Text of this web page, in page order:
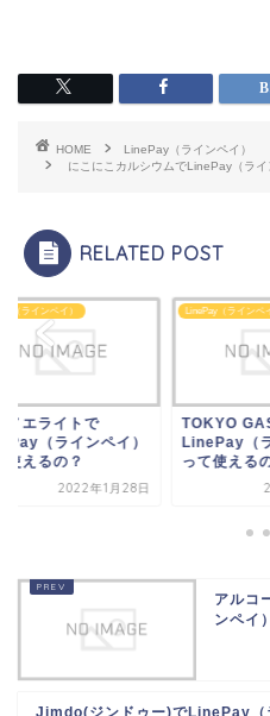
HOME
LinePay（ラインペイ）
にこにこカルシウムでLinePay（ライ
RELATED POST
（ラインペイ）
ノエライトで
（ラインペイ）
使えるの？
2022年1月28日
LinePay（ラインペ
TOKYO
LinePay（
って使える
アルコ
ンペイ